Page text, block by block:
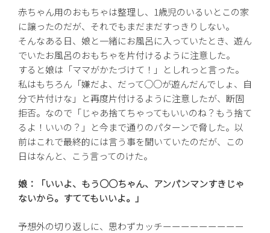
赤ちゃん用のおもちゃは整理し、1歳児のいるいとこの家
に譲ったのだが、それでもまだまだすっきりしない。
そんなある日、娘と一緒にお風呂に入っていたとき、遊ん
でいたお風呂のおもちゃを片付けるように注意した。
すると娘は「ママがかたづけて！」としれっと言った。
私はもちろん「嫌だよ、だって○○が遊んだんでしょ、自
分で片付けな」と再度片付けるように注意したが、断固
拒否。なので「じゃあ捨てちゃってもいいのね？もう捨て
るよ！いいの？」と今まで通りのパターンで脅した。以
前はこれで最終的には言う事を聞いていたのだが、この
日はなんと、こう言ってのけた。
娘：「いいよ、もう○○ちゃん、アンパンマンすきじゃ
ないから。すててもいいよ。」
予想外の切り返しに、思わずカッチーーーーーーーーー